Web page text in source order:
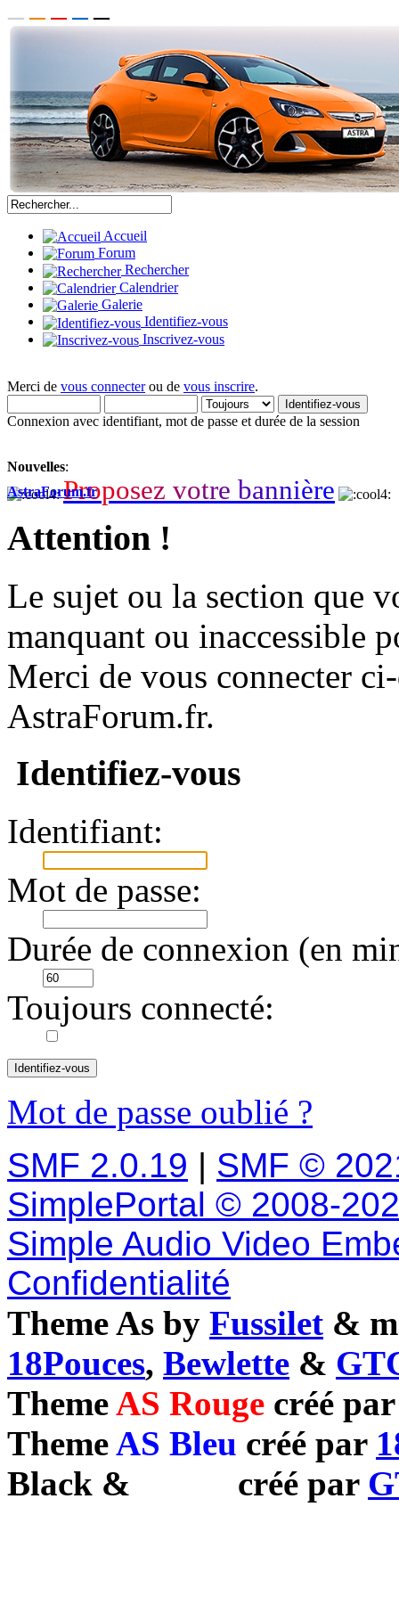
Accueil
Forum
Rechercher
Calendrier
Galerie
Identifiez-vous
Inscrivez-vous
Merci de vous connecterou de vous inscrire.
Connexion avec identifiant, mot de passe et durée de la session
Nouvelles:
Proposez votre bannière
AstraForum.fr
Attention !
Le sujet ou la section que
manquant ou inaccessible
Merci de vous connecter
AstraForum.fr.
Identifiez-vous
Identifiant:
Mot de passe:
Durée de connexion (en
Toujours connecté:
Mot de passe oublié ?
SMF 2.0.19 | SMF ©
SimplePortal © 2008-
Simple Audio Video
Confidentialité
Theme As by Fussilet &
18Pouces, Bewlette &
ThemeAS Rouge créé
ThemeAS Bleu créé par
Black & créé par